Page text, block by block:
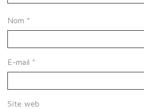
Nom *
E-mail *
Site web